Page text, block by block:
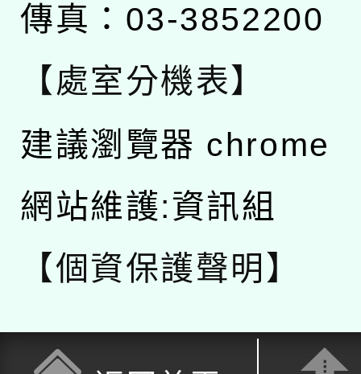
傳真：03-3852200
【處室分機表】
建議瀏覽器 chrome
網站維護:資訊組
【個資保護聲明】